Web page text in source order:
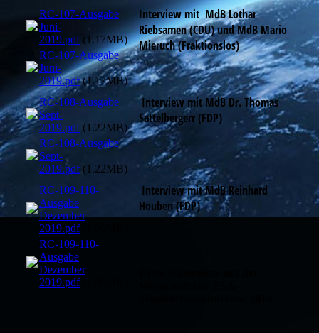
RC-107-Ausgabe
Juni-
2019.pdf(1.17MB)
RC-107-Ausgabe
Juni-
2019.pdf(1.17MB)
Interview mit MdB Lothar
Riebsamen (CDU) und MdB Mario
Mieruch (Fraktionslos)
RC-108-Ausgabe
Sept-
2019.pdf(1.22MB)
RC-108-Ausgabe
Sept-
2019.pdf(1.22MB)
Interview mit MdB Dr. Thomas
Sattelbergerr (FDP)
RC-109-110-
Ausgabe
Dezember
2019.pdf(1.06MB)
RC-109-110-
Ausgabe
Dezember
2019.pdf(1.06MB)
Interview mit MdB Reinhard
Houben (FDP)